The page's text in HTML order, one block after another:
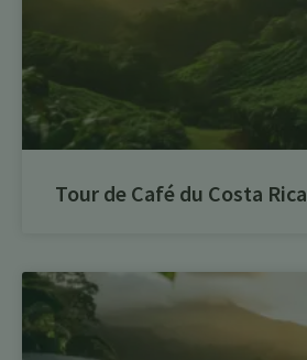
Tour de Café du Costa Rica